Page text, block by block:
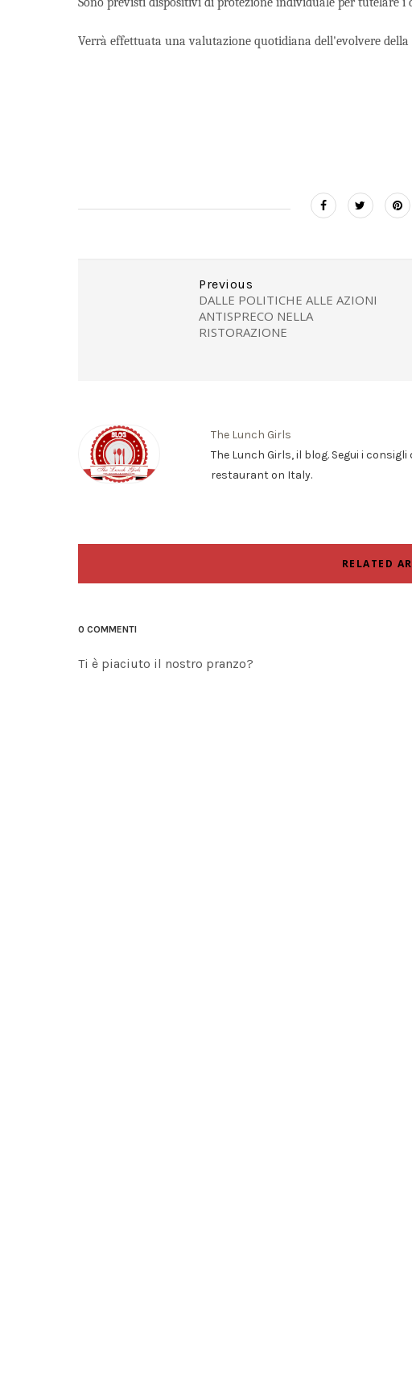
Verrà effettuata una valutazione quotidiana dell'evolvere
Previous
DALLE POLITICHE ALLE AZIONI
ANTISPRECO NELLA
RISTORAZIONE
The Lunch Girls
The Lunch Girls, il blog. Segui i
restaurant on Italy.
RELATED
0 COMMENTI
Ti è piaciuto il nostro pranzo?